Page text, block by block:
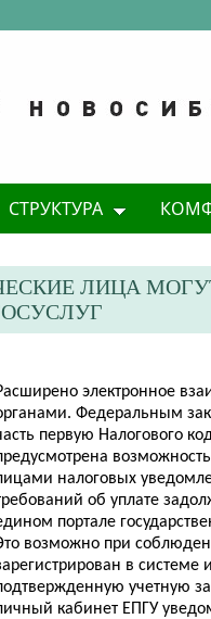
СТРУКТУРА
ЛИЦА
электронное
Федеральным
первую Налогового
налоговых
об уплате
портале
возможно при
в
учетную
кабинет ЕПГУ